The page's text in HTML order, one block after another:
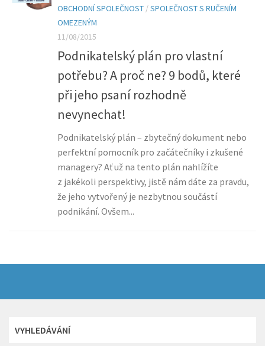
OBCHODNÍ SPOLEČNOST /SPOLEČNOST S RUČENÍM
OMEZENÝM
11/08/2015
Podnikatelský plán pro vlastní
potřebu? A proč ne? 9 bodů, které
při jeho psaní rozhodně
nevynechat!
Podnikatelský plán – zbytečný dokument nebo
perfektní pomocník pro začátečníky i zkušené
managery? Ať už na tento plán nahlížíte
z jakékoli perspektivy, jistě nám dáte za pravdu,
že jeho vytvořený je nezbytnou součástí
podnikání. Ovšem...
VYHLEDÁVÁNÍ